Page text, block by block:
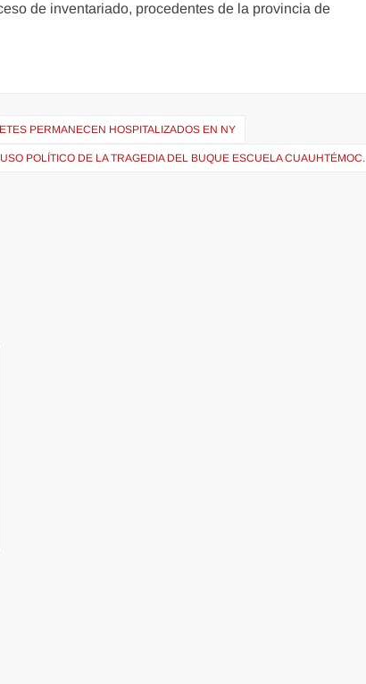
de inventariado, procedentes de la provincia de
PERMANECEN HOSPITALIZADOS EN NY
POLÍTICO DE LA TRAGEDIA DEL BUQUE ESCUELA CUAUHTÉMOC.